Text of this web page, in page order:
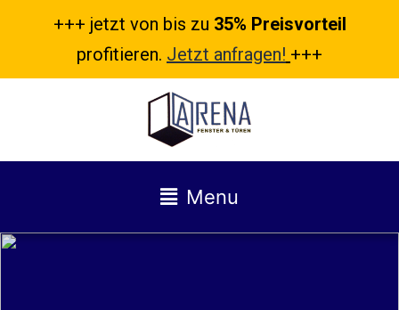
+++ jetzt von bis zu 35% Preisvorteil
profitieren. Jetzt anfragen! +++
Menu